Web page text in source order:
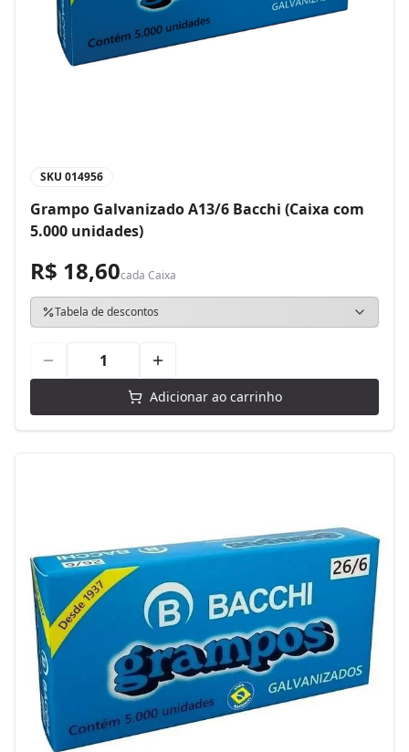
SKU 014956
Grampo Galvanizado A13/6 Bacchi (Caixa com
5.000 unidades)
R$ 18,60cada Caixa
Tabela de descontos
Adicionar ao carrinho